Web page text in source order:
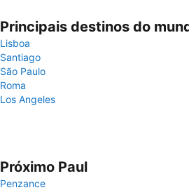
Principais destinos do
Lisboa
Santiago
São Paulo
Roma
Los Angeles
Próximo Paul
Penzance